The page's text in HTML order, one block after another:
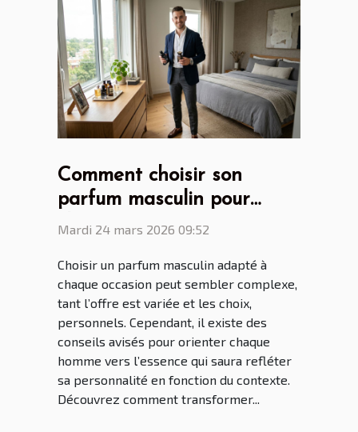
Comment choisir son
parfum masculin pour
chaque occasion ?
Mardi 24 mars 2026 09:52
Choisir un parfum masculin adapté à
chaque occasion peut sembler complexe,
tant l’offre est variée et les choix,
personnels. Cependant, il existe des
conseils avisés pour orienter chaque
homme vers l’essence qui saura refléter
sa personnalité en fonction du contexte.
Découvrez comment transformer...